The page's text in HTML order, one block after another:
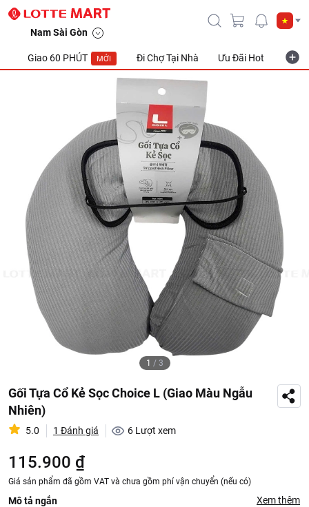
Nam Sài Gòn
Giao 60 PHÚT MỚI Đi Chợ Tại Nhà Ưu Đãi Hot
1 / 3
Gối Tựa Cổ Kẻ Sọc Choice L (Giao Màu Ngẫu
Nhiên)
5.0 1 Đánh giá 6 Lượt xem
115.900 ₫
Giá sản phẩm đã gồm VAT và chưa gồm phí vận chuyển (nếu có)
Mô tả ngắn Xem thêm